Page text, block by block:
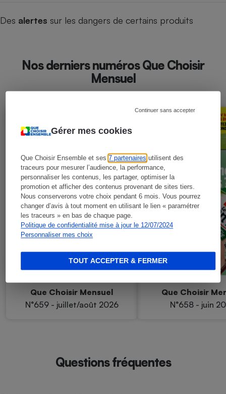
Gérer mes cookies
Que Choisir Ensemble et ses7 partenaires utilisent des
traceurs pour mesurer l’audience, la performance,
personnaliser les contenus, les partager, optimiser la
promotion et afficher des contenus provenant de sites tiers.
Nous conserverons votre choix pendant 6 mois. Vous pourrez
changer d’avis à tout moment en utilisant le lien « paramétrer
les traceurs » en bas de chaque page.
Politique de confidentialité mise à jour le 12/07/2024
Personnaliser mes choix
Continuer sans accepter
TOUT ACCEPTER & FERMER
Des alertes sur les dangers de certains produits
Nos derniers numéros Que Choisir
Mensuel
Que Choisir Mensuel
N°659 - juillet/août 2026
Que Choisir
N°658 - juin
Questions fréquentes